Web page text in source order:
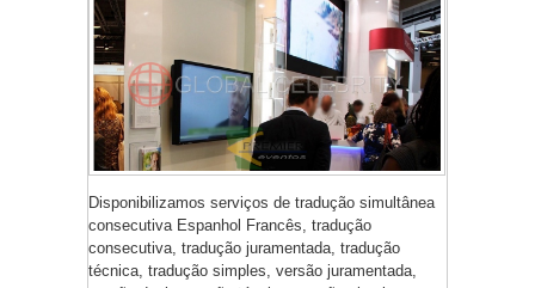
Disponibilizamos serviços de tradução simultânea
consecutiva Espanhol Francês, tradução
consecutiva, tradução juramentada, tradução
técnica, tradução simples, versão juramentada,